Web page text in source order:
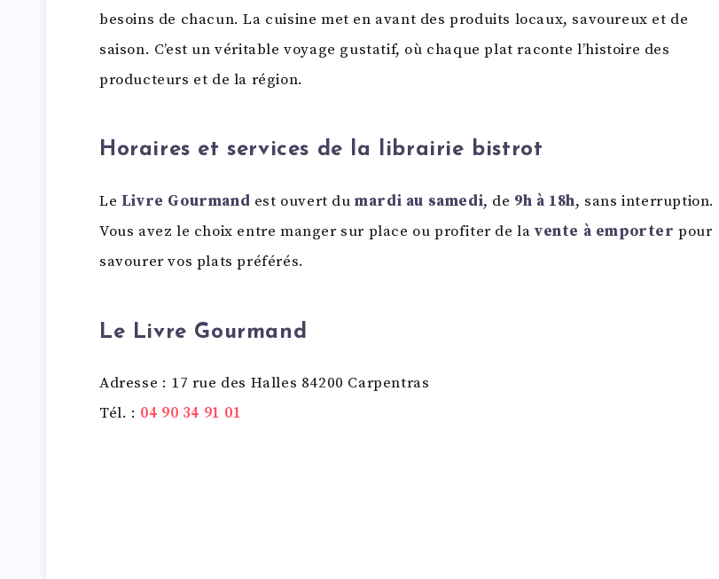
besoins de chacun. La cuisine met en avant des produits locaux, savoureux et de
saison. C’est un véritable voyage gustatif, où chaque plat raconte l’histoire des
producteurs et de la région.
Horaires et services de la librairie bistrot
Le Livre Gourmand est ouvert dumardi au samedi, de 9h à 18h, sans interruption.
Vous avez le choix entre manger sur place ou profiter de lavente à emporter pour
savourer vos plats préférés.
Le Livre Gourmand
Adresse : 17 rue des Halles 84200 Carpentras
Tél. : 04 90 34 91 01